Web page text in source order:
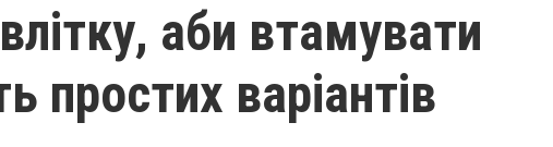
аби втамувати
простих варіантів